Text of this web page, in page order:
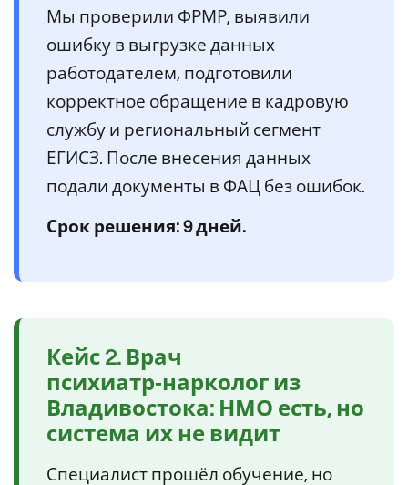
Мы проверили ФРМР, выявили
ошибку в выгрузке данных
работодателем, подготовили
корректное обращение в кадровую
службу и региональный сегмент
ЕГИСЗ. После внесения данных
подали документы в ФАЦ без ошибок.
Срок решения: 9 дней.
Кейс 2. Врач
психиатр‑нарколог из
Владивостока: НМО есть, но
система их не видит
Специалист прошёл обучение, но